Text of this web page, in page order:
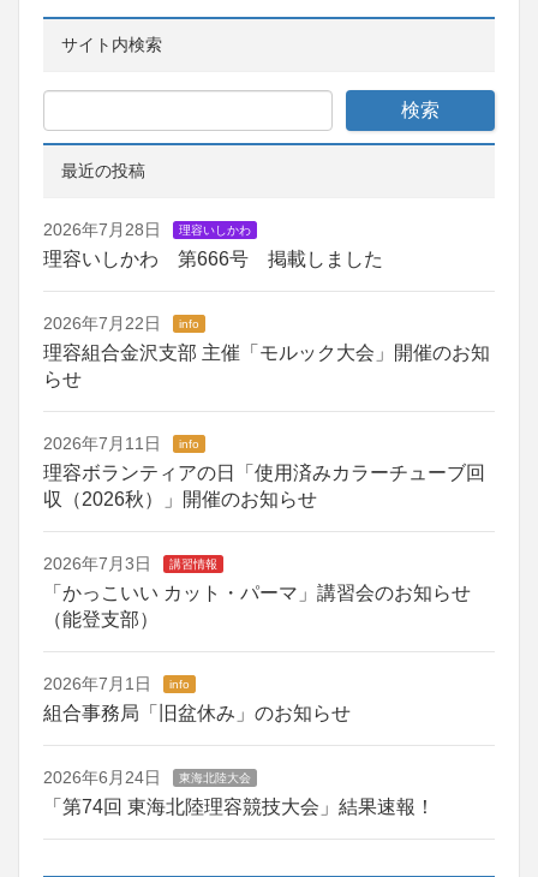
サイト内検索
最近の投稿
2026年7月28日 理容いしかわ
理容いしかわ 第666号 掲載しました
2026年7月22日 info
理容組合金沢支部 主催「モルック大会」開催のお知
らせ
2026年7月11日 info
理容ボランティアの日「使用済みカラーチューブ回
収（2026秋）」開催のお知らせ
2026年7月3日 講習情報
「かっこいい カット・パーマ」講習会のお知らせ
（能登支部）
2026年7月1日 info
組合事務局「旧盆休み」のお知らせ
2026年6月24日 東海北陸大会
「第74回 東海北陸理容競技大会」結果速報！